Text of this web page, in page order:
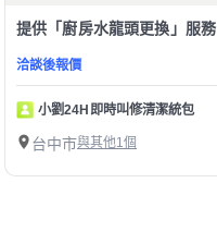
提供「廚房水龍頭更換」服務
洽談後報價
小劉24H即時叫修清潔統包
台中市與其他1個